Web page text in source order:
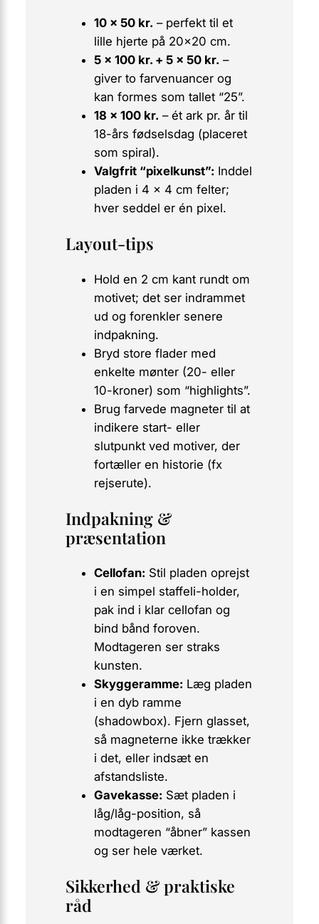
10 × 50 kr. – perfekt til et
lille hjerte på 20×20 cm.
5 × 100 kr. + 5 × 50 kr. –
giver to farvenuancer og
kan formes som tallet “25”.
18 × 100 kr. – ét ark pr. år til
18-års fødselsdag (placeret
som spiral).
Valgfrit “pixelkunst”: Inddel
pladen i 4 × 4 cm felter;
hver seddel er én pixel.
Layout-tips
Hold en 2 cm kantrundt om
motivet; det ser indrammet
ud og forenkler senere
indpakning.
Bryd store flader med
enkelte mønter (20- eller
10-kroner) som “highlights”.
Brug farvede magneter til at
indikere start- eller
slutpunkt ved motiver, der
fortæller en historie (fx
rejserute).
Indpakning &
præsentation
Cellofan: Stil pladen oprejst
i en simpel staffeli-holder,
pak ind i klar cellofan og
bind bånd foroven.
Modtageren ser straks
kunsten.
Skyggeramme: Læg pladen
i en dyb ramme
(shadowbox). Fjern glasset,
så magneterne ikke trækker
i det, eller indsæt en
afstandsliste.
Gavekasse: Sæt pladen i
låg/låg-position, så
modtageren “åbner” kassen
og ser hele værket.
Sikkerhed & praktiske
råd